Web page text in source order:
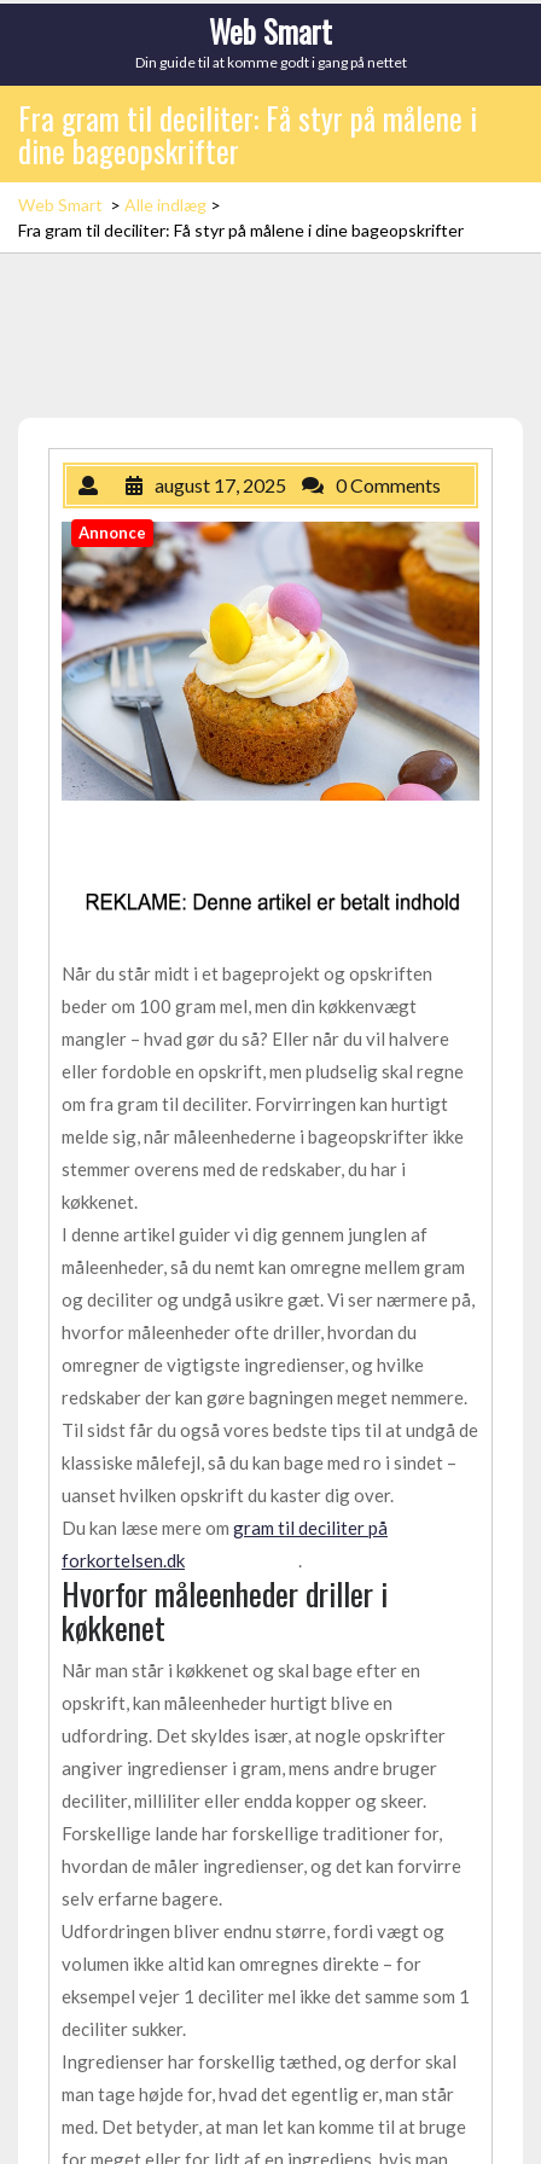
Web Smart
Din guide til at komme godt i gang på nettet
Fra gram til deciliter: Få styr på målene i
dine bageopskrifter
Web Smart > Alle indlæg >
Fra gram til deciliter: Få styr på målene i dine bageopskrifter
august 17, 2025 0 Comments
Annonce
Når du står midt i et bageprojekt og opskriften
beder om 100 gram mel, men din køkkenvægt
mangler – hvad gør du så? Eller når du vil halvere
eller fordoble en opskrift, men pludselig skal regne
om fra gram til deciliter. Forvirringen kan hurtigt
melde sig, når måleenhederne i bageopskrifter ikke
stemmer overens med de redskaber, du har i
køkkenet.
I denne artikel guider vi dig gennem junglen af
måleenheder, så du nemt kan omregne mellem gram
og deciliter og undgå usikre gæt. Vi ser nærmere på,
hvorfor måleenheder ofte driller, hvordan du
omregner de vigtigste ingredienser, og hvilke
redskaber der kan gøre bagningen meget nemmere.
Til sidst får du også vores bedste tips til at undgå de
klassiske målefejl, så du kan bage med ro i sindet –
uanset hvilken opskrift du kaster dig over.
Du kan læse mere om gram til deciliter på
forkortelsen.dk
.
Hvorfor måleenheder driller i
køkkenet
Når man står i køkkenet og skal bage efter en
opskrift, kan måleenheder hurtigt blive en
udfordring. Det skyldes især, at nogle opskrifter
angiver ingredienser i gram, mens andre bruger
deciliter, milliliter eller endda kopper og skeer.
Forskellige lande har forskellige traditioner for,
hvordan de måler ingredienser, og det kan forvirre
selv erfarne bagere.
Udfordringen bliver endnu større, fordi vægt og
volumen ikke altid kan omregnes direkte – for
eksempel vejer 1 deciliter mel ikke det samme som 1
deciliter sukker.
Ingredienser har forskellig tæthed, og derfor skal
man tage højde for, hvad det egentlig er, man står
med. Det betyder, at man let kan komme til at bruge
for meget eller for lidt af en ingrediens, hvis man